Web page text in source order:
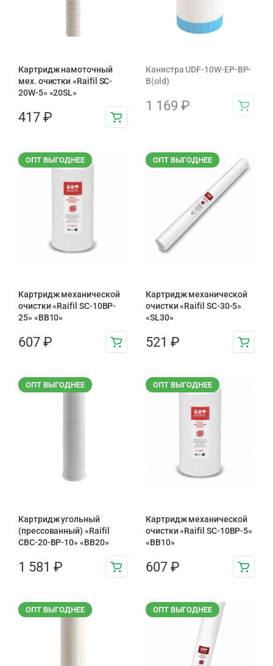
Картридж намоточный
мех. очистки «Raifil SC-
20W-5» «20SL»
417 ₽
Канистра UDF-10W-EP-BP-
B(old)
1 169 ₽
ОПТ ВЫГОДНЕЕ
Картридж механической
очистки «Raifil SC-10BP-
25» «BB10»
607 ₽
ОПТ ВЫГОДНЕЕ
Картридж механической
очистки «Raifil SC-30-5»
«SL30»
521 ₽
ОПТ ВЫГОДНЕЕ
Картридж угольный
(прессованный) «Raifil
CBC-20-BP-10» «BB20»
1 581 ₽
ОПТ ВЫГОДНЕЕ
Картридж механической
очистки «Raifil SC-10BP-5»
«BB10»
607 ₽
ОПТ ВЫГОДНЕЕ ОПТ ВЫГОДНЕЕ